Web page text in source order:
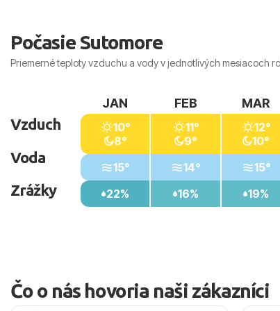
Počasie Sutomore
Priemerné teploty vzduchu a vody v jednotlivých mesiacoch
Vzduch
Voda
Zrážky
JAN
10°
8°
15°
22%
FEB
11°
9°
14°
16%
MAR
12°
10°
15°
19%
Čo o nás hovoria naši zákazníci